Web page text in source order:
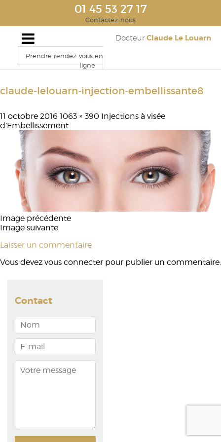
01 45 53 27 17
Contactez-nous
Docteur Claude Le Louarn
Prendre rendez-vous en
ligne
claude-lelouarn-injection-embellissante8
11 octobre 2016 1063 × 390 Injections à visée
d’Embellissement
Image précédente
Image suivante
Laisser un commentaire
Vous devez vous connecter pour publier un commentaire.
Contact